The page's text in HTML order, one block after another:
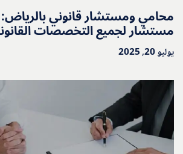
محامي ومستشار قانوني
مستشار لجميع التخصصات
يوليو 20, 2025